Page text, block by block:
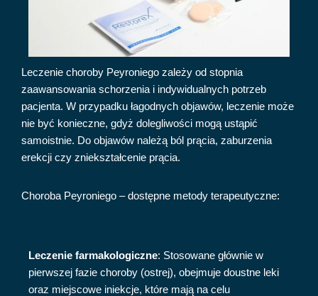
Leczenie choroby Peyroniego zależy od stopnia
zaawansowania schorzenia i indywidualnych potrzeb
pacjenta. W przypadku łagodnych objawów, leczenie może
nie być konieczne, gdyż dolegliwości mogą ustąpić
samoistnie. Do objawów należą ból prącia, zaburzenia
erekcji czy zniekształcenie prącia.
Choroba Peyroniego – dostępne metody terapeutyczne:
Leczenie farmakologiczne: Stosowane głównie w
pierwszej fazie choroby (ostrej), obejmuje doustne leki
oraz miejscowe iniekcje, które mają na celu